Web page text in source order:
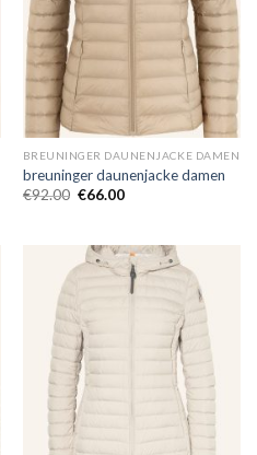
BREUNINGER DAUNENJACKE DAMEN
breuninger daunenjacke damen
€92.00 €66.00